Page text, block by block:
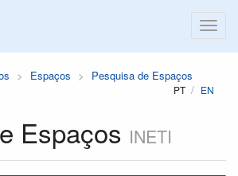
Espaços Pesquisa de Espaços
PT EN
Espaços INETI